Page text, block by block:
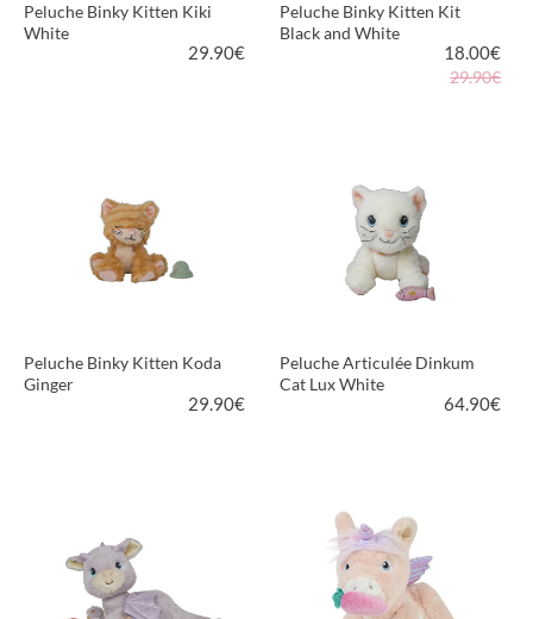
Peluche Binky Kitten Kiki
White
29.90€
Peluche Binky Kitten Kit
Black and White
18.00€
29.90€
Peluche Binky Kitten Koda
Ginger
29.90€
Peluche Articulée Dinkum
Cat Lux White
64.90€